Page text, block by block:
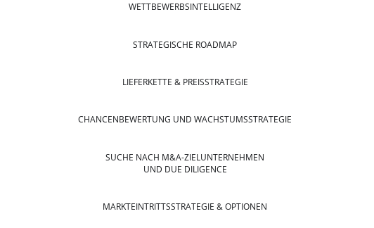
WETTBEWERBSINTELLIGENZ
STRATEGISCHE ROADMAP
LIEFERKETTE & PREISSTRATEGIE
CHANCENBEWERTUNG UND WACHSTUMSSTRATEGIE
SUCHE NACH M&A-ZIELUNTERNEHMEN
UND DUE DILIGENCE
MARKTEINTRITTSSTRATEGIE & OPTIONEN